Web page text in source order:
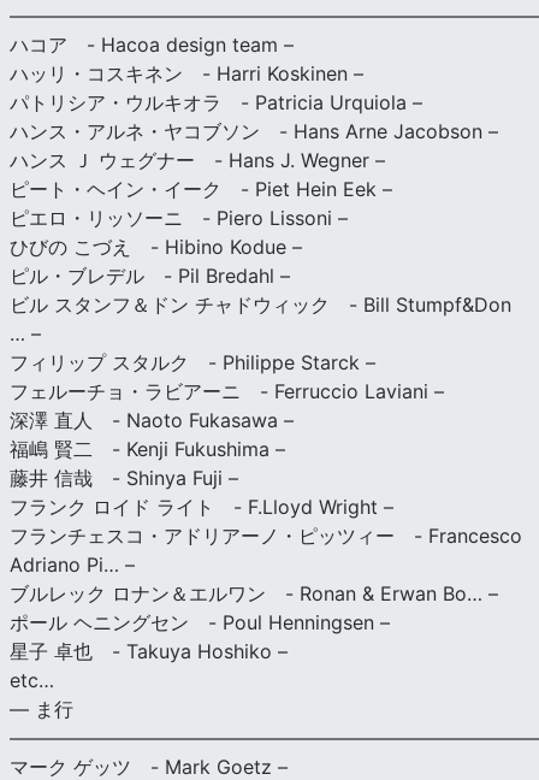
ハコア - Hacoa design team –
ハッリ・コスキネン - Harri Koskinen –
パトリシア・ウルキオラ - Patricia Urquiola –
ハンス・アルネ・ヤコブソン - Hans Arne Jacobson –
ハンス Ｊ ウェグナー - Hans J. Wegner –
ピート・ヘイン・イーク - Piet Hein Eek –
ピエロ・リッソーニ - Piero Lissoni –
ひびの こづえ - Hibino Kodue –
ピル・ブレデル - Pil Bredahl –
ビル スタンフ＆ドン チャドウィック - Bill Stumpf&Don
… –
フィリップ スタルク - Philippe Starck –
フェルーチョ・ラビアーニ - Ferruccio Laviani –
深澤 直人 - Naoto Fukasawa –
福嶋 賢二 - Kenji Fukushima –
藤井 信哉 - Shinya Fuji –
フランク ロイド ライト - F.Lloyd Wright –
フランチェスコ・アドリアーノ・ピッツィー - Francesco
Adriano Pi… –
ブルレック ロナン＆エルワン - Ronan & Erwan Bo… –
ポール ヘニングセン - Poul Henningsen –
星子 卓也 - Takuya Hoshiko –
etc…
— ま行
マーク ゲッツ - Mark Goetz –